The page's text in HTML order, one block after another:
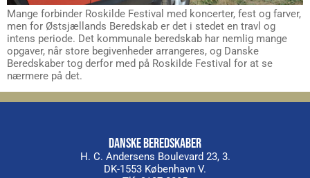
Mange forbinder Roskilde Festival med koncerter, fest og farver,
men for Østsjællands Beredskab er det i stedet en travl og
intens periode. Det kommunale beredskab har nemlig mange
opgaver, når store begivenheder arrangeres, og Danske
Beredskaber tog derfor med på Roskilde Festival for at se
nærmere på det.
DANSKE BEREDSKABER
H. C. Andersens Boulevard 23, 3.
DK-1553 København V.